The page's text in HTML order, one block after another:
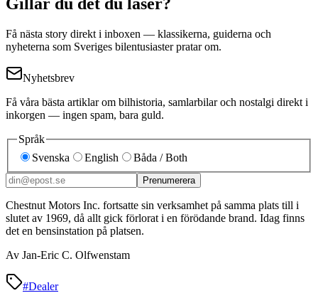
Få nästa story direkt i inboxen — klassikerna, guiderna och
nyheterna som Sveriges bilentusiaster pratar om.
Nyhetsbrev
Få våra bästa artiklar om bilhistoria, samlarbilar och nostalgi direkt i
inkorgen — ingen spam, bara guld.
Språk
Svenska
English Båda / Both
Prenumerera
Chestnut Motors Inc. fortsatte sin verksamhet på samma plats till i
slutet av 1969, då allt gick förlorat i en förödande brand. Idag finns
det en bensinstation på platsen.
Av Jan-Eric C. Olfwenstam
#Dealer